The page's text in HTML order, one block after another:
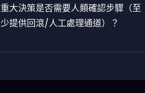
重大決策是否需要人類確認步驟（至
少提供回滾/人工處理通道）？